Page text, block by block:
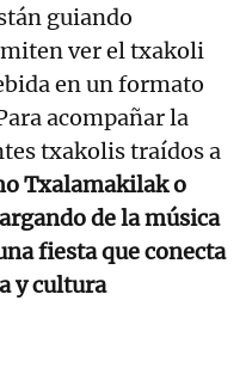
guiando
ver el txakoli
en un formato
acompañar la
txakolis traídos a
Txalamakilak o
de la música
fiesta que conecta
y cultura